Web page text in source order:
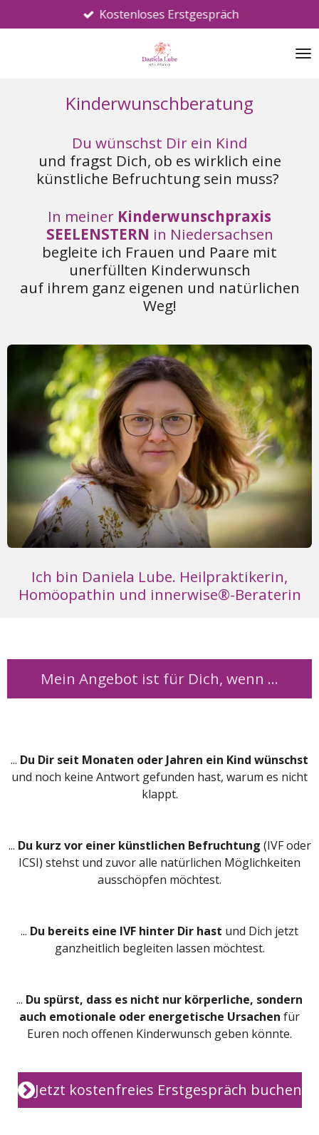
Hauptinhalt
Kostenloses Erstgespräch
Kinderwunschberatung
Du wünschst Dir ein Kind
und fragst Dich, ob es wirklich eine
künstliche Befruchtung sein muss?
In meiner Kinderwunschpraxis
SEELENSTERN in Niedersachsen
begleite ich Frauen und Paare mit
unerfüllten Kinderwunsch
auf ihrem ganz eigenen und natürlichen
Weg!
Ich bin Daniela Lube. Heilpraktikerin,
Homöopathin und innerwise®-Beraterin
Mein Angebot ist für Dich, wenn ...
... Du Dir seit Monaten oder Jahren ein Kind wünschst
und noch keine Antwort gefunden hast, warum es nicht
klappt.
... Du kurz vor einer künstlichen Befruchtung (IVF oder
ICSI) stehst und zuvor alle natürlichen Möglichkeiten
ausschöpfen möchtest.
... Du bereits eine IVF hinter Dir hast und Dich jetzt
ganzheitlich begleiten lassen möchtest.
... Du spürst, dass es nicht nur körperliche, sondern
auch emotionale oder energetische Ursachen für
Euren noch offenen Kinderwunsch geben könnte.
Jetzt kostenfreies Erstgespräch buchen